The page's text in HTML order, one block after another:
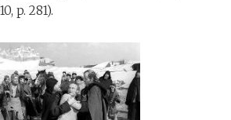
p. 281).